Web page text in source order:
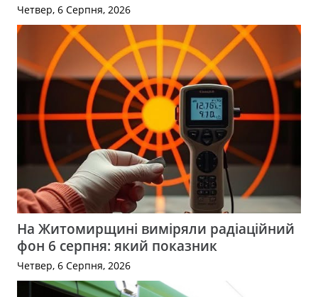
Четвер, 6 Серпня, 2026
На Житомирщині виміряли радіаційний
фон 6 серпня: який показник
Четвер, 6 Серпня, 2026